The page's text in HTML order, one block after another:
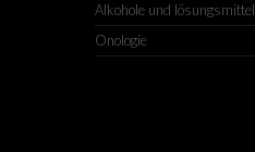
Alkohole und lösungsmittel
Onologie